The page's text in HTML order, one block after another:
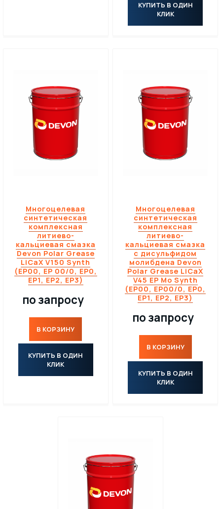
КУПИТЬ В ОДИН
КЛИК
Многоцелевая
синтетическая
комплексная
литиево-
кальциевая смазка
Devon Polar Grease
LiCaX V150 Synth
(EP00, EP 00/0, EP0,
EP1, EP2, EP3)
по запросу
В КОРЗИНУ
КУПИТЬ В ОДИН
КЛИК
Многоцелевая
синтетическая
комплексная
литиево-
кальциевая смазка
с дисульфидом
молибдена Devon
Polar Grease LiCaX
V45 EP Мо Synth
(EP00, EP00/0, EP0,
EP1, EP2, EP3)
по запросу
В КОРЗИНУ
КУПИТЬ В ОДИН
КЛИК